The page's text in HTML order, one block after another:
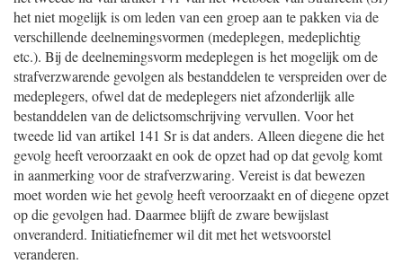
het niet mogelijk is om leden van een groep aan te pakken via de
verschillende deelnemingsvormen (medeplegen, medeplichtig
etc.). Bij de deelnemingsvorm medeplegen is het mogelijk om de
strafverzwarende gevolgen als bestanddelen te verspreiden over de
medeplegers, ofwel dat de medeplegers niet afzonderlijk alle
bestanddelen van de delictsomschrijving vervullen. Voor het
tweede lid van artikel 141 Sr is dat anders. Alleen diegene die het
gevolg heeft veroorzaakt en ook de opzet had op dat gevolg komt
in aanmerking voor de strafverzwaring. Vereist is dat bewezen
moet worden wie het gevolg heeft veroorzaakt en of diegene opzet
op die gevolgen had. Daarmee blijft de zware bewijslast
onveranderd. Initiatiefnemer wil dit met het wetsvoorstel
veranderen.